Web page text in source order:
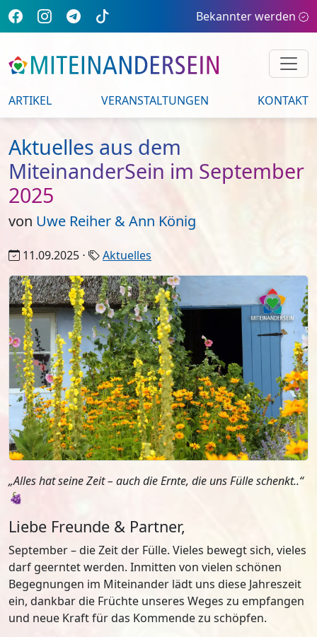
Bekannter werden
ARTIKEL VERANSTALTUNGEN KONTAKT
Aktuelles aus dem
MiteinanderSein im September
2025
von Uwe Reiher & Ann König
11.09.2025 ⋅ Aktuelles
„Alles hat seine Zeit – auch die Ernte, die uns Fülle schenkt..“
🍇
Liebe Freunde & Partner,
September – die Zeit der Fülle. Vieles bewegt sich, vieles
darf geerntet werden. Inmitten von vielen schönen
Begegnungen im Miteinander lädt uns diese Jahreszeit
ein, dankbar die Früchte unseres Weges zu empfangen
und neue Kraft für das Kommende zu schöpfen.